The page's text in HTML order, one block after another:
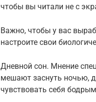
чтобы вы читали не с
Важно, чтобы у вас
настроите свои
Дневной сон. Мнение
мешают заснуть ночью,
чувствовать себя